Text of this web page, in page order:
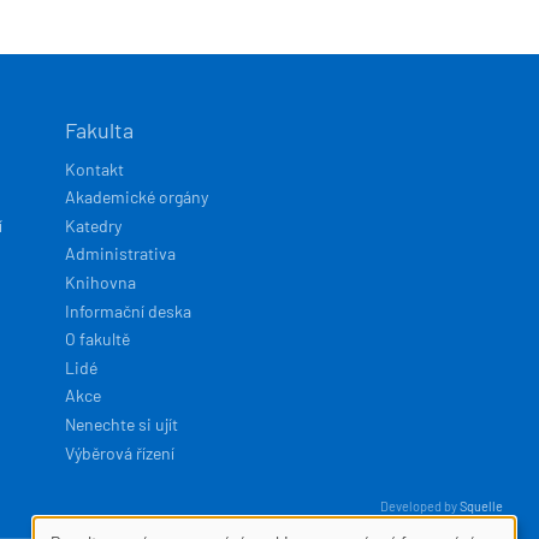
Fakulta
Kontakt
Akademické orgány
Katedry
Administrativa
Knihovna
Informační deska
O fakultě
Lidé
Akce
Nenechte si ujít
Výběrová řízení
Developed bySquelle